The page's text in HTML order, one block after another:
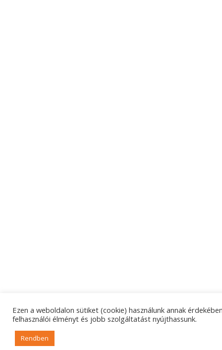
Ezen a weboldalon sütiket (cookie) használunk annak
felhasználói élményt és jobb szolgáltatást nyújthassunk.
Rendben